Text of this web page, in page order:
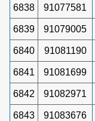
6838 91077581
6839 91079005
6840 91081190
6841 91081699
6842 91082971
6843 91083676